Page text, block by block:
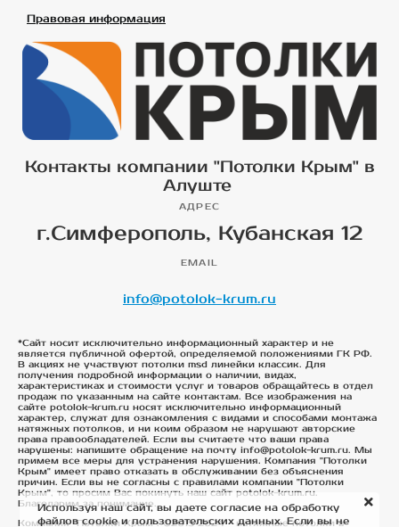
Правовая информация
Контакты компании "Потолки Крым" в
Алуште
АДРЕС
г.Симферополь, Кубанская 12
EMAIL
info@potolok-krum.ru
*Сайт носит исключительно информационный характер и не
является публичной офертой, определяемой положениями ГК РФ.
В акциях не участвуют потолки msd линейки классик. Для
получения подробной информации о наличии, видах,
характеристиках и стоимости услуг и товаров обращайтесь в отдел
продаж по указанным на сайте контактам. Все изображения на
сайте potolok-krum.ru носят исключительно информационный
характер, служат для ознакомления с видами и способами монтажа
натяжных потолков, и ни коим образом не нарушают авторские
права правообладателей. Если вы считаете что ваши права
нарушены: напишите обращение на почту info@potolok-krum.ru. Мы
примем все меры для устранения нарушения. Компания "Потолки
Крым" имеет право отказать в обслуживании без объяснения
причин. Если вы не согласны с правилами компании "Потолки
Крым", то просим Вас покинуть наш сайт potolok-krum.ru.
Благодарим за понимание.
Компания "Потолки Крым". ©2015-2024 - натяжные потолки в
Используя наш сайт, вы даете согласие на обработку
файлов cookie и пользовательских данных. Если вы не